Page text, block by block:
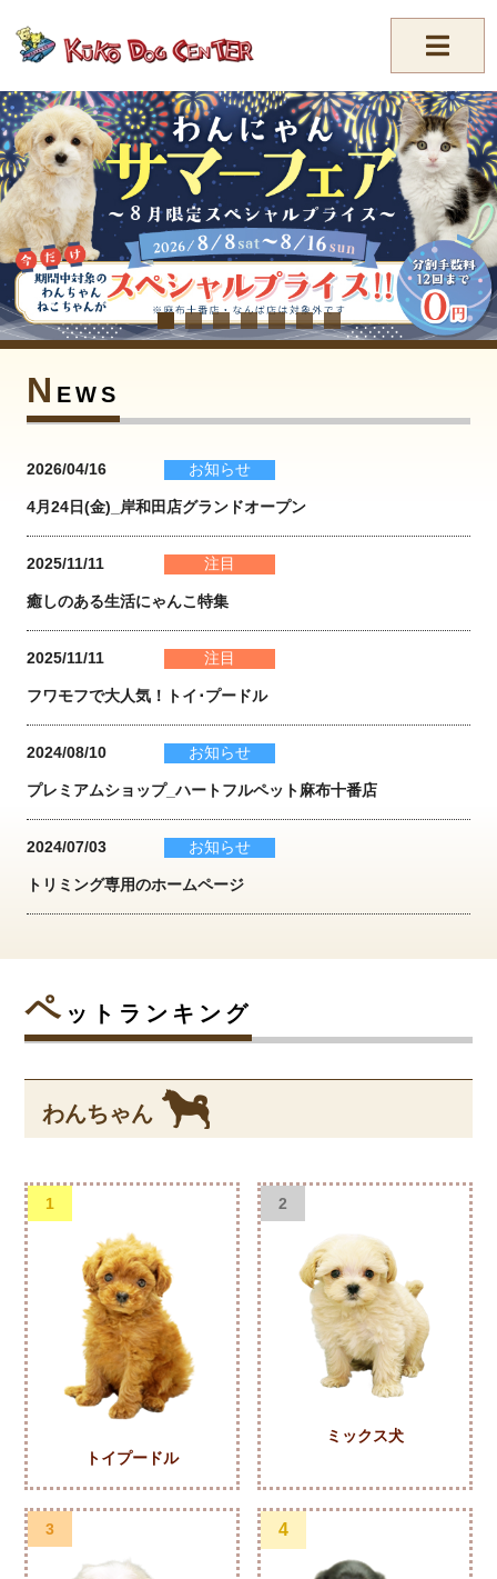
//-->
N EWS
2026/04/16 お知らせ
4月24日(金)_岸和田店グランドオープン
2025/11/11 注目
癒しのある生活にゃんこ特集
2025/11/11 注目
フワモフで大人気！トイ･プードル
2024/08/10 お知らせ
プレミアムショップ_ハートフルペット麻布十番店
2024/07/03 お知らせ
トリミング専用のホームページ
ペ ットランキング
わんちゃん
1
トイプードル
2
ミックス犬
3 4